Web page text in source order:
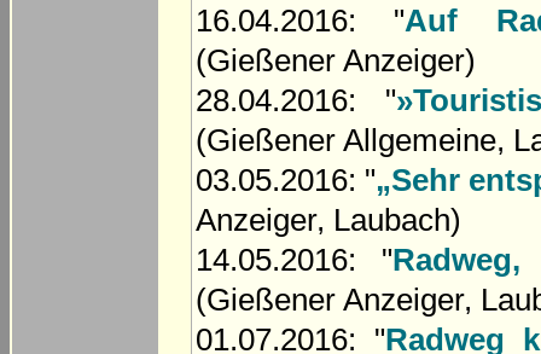
16.04.2016: "Auf
(Gießener Anzeiger)
28.04.2016: "
(Gießener Allgemeine,
03.05.2016: "„Sehr
Anzeiger, Laubach)
14.05.2016: "
(Gießener Anzeiger,
01.07.2016: "Radweg